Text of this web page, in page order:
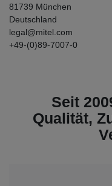
81739 München
Deutschland
legal@mitel.com
+49-(0)89-7007-0
Seit
Qualität,